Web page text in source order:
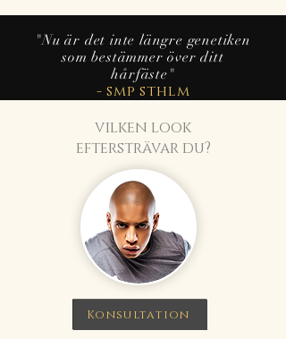
"Nu är det inte längre genetiken
som bestämmer över ditt
hårfäste"
- smp sthlm
vilken look
eftersträvar du?
Konsultation